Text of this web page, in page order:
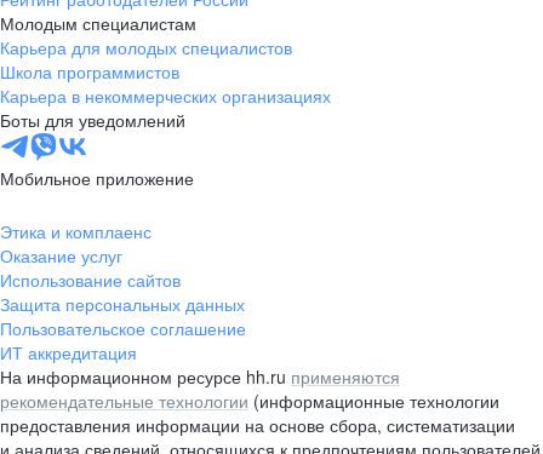
Молодым специалистам
Карьера для молодых специалистов
Школа программистов
Карьера в некоммерческих организациях
Боты для уведомлений
Мобильное приложение
Этика и комплаенс
Оказание услуг
Использование сайтов
Защита персональных данных
Пользовательское соглашение
ИТ аккредитация
На информационном ресурсе hh.ru применяются
рекомендательные технологии (информационные технологии
предоставления информации на основе сбора, систематизации
и анализа сведений, относящихся к предпочтениям пользователей